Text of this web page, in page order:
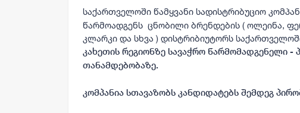
საქართველოში წამყვანი სადისტრიბუციო
წარმოადგენს ცნობილი ბრენდების ( ოლეინა,
კლარკი და სხვა ) დისტრიბიუტორს
კახეთის რეგიონზე სავაჭრო წარმომადგენელი -
თანამდებობაზე.
კომპანია სთავაზობს კანდიდატებს შემდეგ